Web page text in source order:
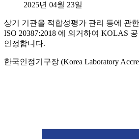
2025년 04월 23일
상기 기관을 적합성평가 관리 등에 관
ISO 20387:2018 에 의거하여 KOLAS
인정합니다.
한국인정기구장 (Korea Laboratory